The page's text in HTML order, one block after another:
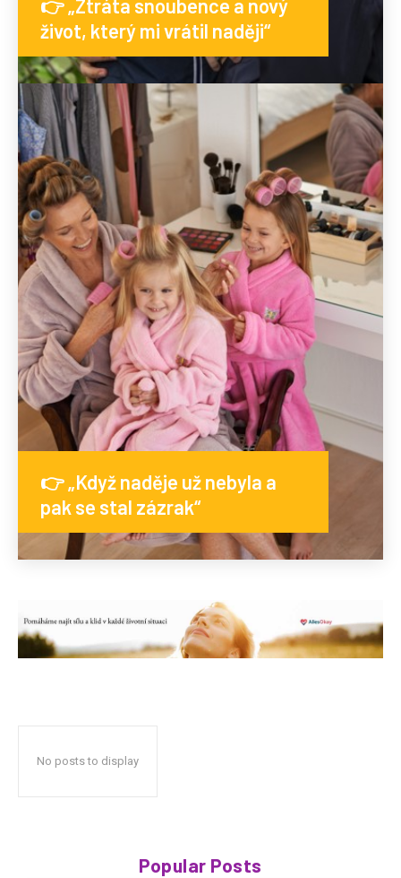
👉 „Ztráta snoubence a nový
život, který mi vrátil naději“
👉 „Když naděje už nebyla a
pak se stal zázrak“
No posts to display
Popular Posts